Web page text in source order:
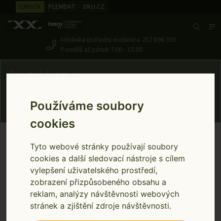
Používáme soubory
cookies
Tyto webové stránky používají soubory
cookies a další sledovací nástroje s cílem
vylepšení uživatelského prostředí,
zobrazení přizpůsobeného obsahu a
reklam, analýzy návštěvnosti webových
stránek a zjištění zdroje návštěvnosti.
PLEMDAT DKU.CZ
Search
Infolinka ústřední evidence 257 896 335
Pondělí až pátek 7:00 - 15:00
Genetické rozbory
Home
test2
Odběrové sety Zee Tags - NOVINKA